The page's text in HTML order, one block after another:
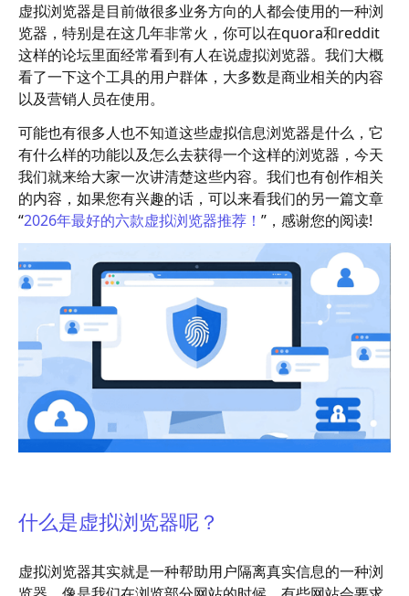
虚拟浏览器是目前做很多业务方向的人都会使用的一种浏
览器，特别是在这几年非常火，你可以在quora和reddit
这样的论坛里面经常看到有人在说虚拟浏览器。我们大概
看了一下这个工具的用户群体，大多数是商业相关的内容
以及营销人员在使用。
可能也有很多人也不知道这些虚拟信息浏览器是什么，它
有什么样的功能以及怎么去获得一个这样的浏览器，今天
我们就来给大家一次讲清楚这些内容。我们也有创作相关
的内容，如果您有兴趣的话，可以来看我们的另一篇文章
“2026年最好的六款虚拟浏览器推荐！ ”，感谢您的阅读!
什么是虚拟浏览器呢？
虚拟浏览器其实就是一种帮助用户隔离真实信息的一种浏